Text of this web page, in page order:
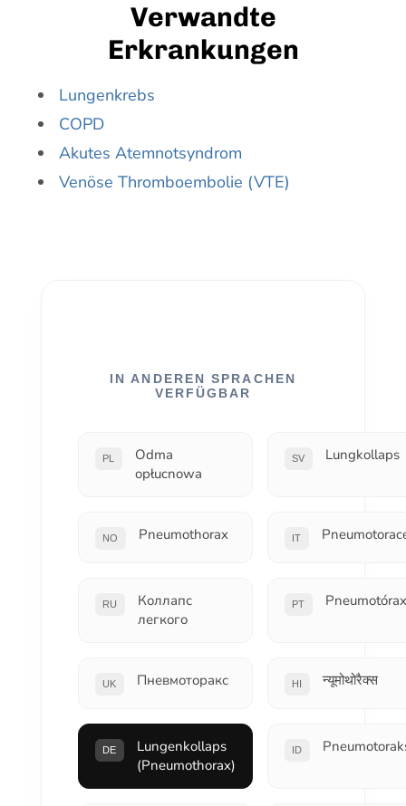
Verwandte
Erkrankungen
Lungenkrebs
COPD
Akutes Atemnotsyndrom
Venöse Thromboembolie (VTE)
IN ANDEREN SPRACHEN
VERFÜGBAR
PL
Odma
opłucnowa
SV Lungkollaps
NO Pneumothorax IT
RU
Коллапс
легкого
PT Pneumotórax
UK Пневмоторакс HI न्यूमोथोरैक्स
DE
Lungenkollaps
(Pneumothorax)
ID